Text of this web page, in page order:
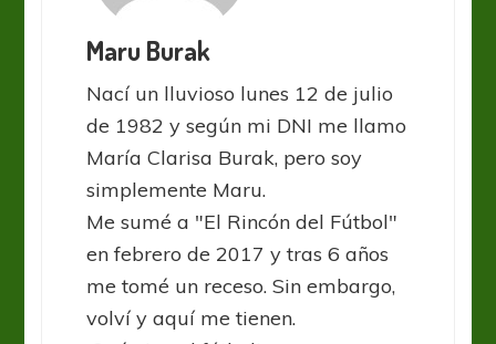
Maru Burak
Nací un lluvioso lunes 12 de julio
de 1982 y según mi DNI me llamo
María Clarisa Burak, pero soy
simplemente Maru.
Me sumé a "El Rincón del Fútbol"
en febrero de 2017 y tras 6 años
me tomé un receso. Sin embargo,
volví y aquí me tienen.